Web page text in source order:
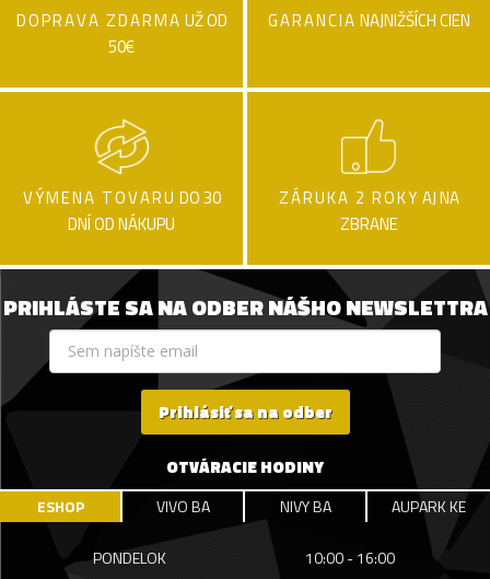
DOPRAVA ZDARMA UŽ OD
50€
GARANCIA NAJNIŽŠÍCH CIEN
VÝMENA TOVARU DO 30
DNÍ OD NÁKUPU
ZÁRUKA 2 ROKY AJ NA
ZBRANE
PRIHLÁSTE SA NA ODBER NÁŠHO NEWSLETTRA
Prihlásiť sa na odber
OTVÁRACIE HODINY
ESHOP VIVO BA NIVY BA AUPARK KE
PONDELOK
10:00 - 16:00